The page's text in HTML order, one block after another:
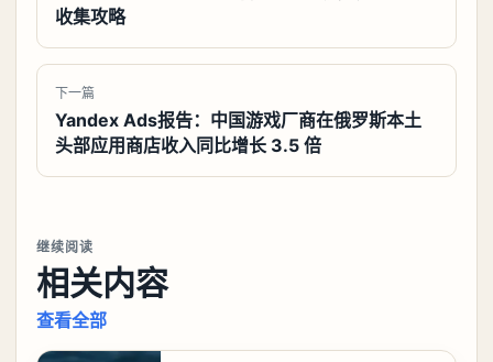
收集攻略
下一篇
Yandex Ads报告：中国游戏厂商在俄罗斯本土
头部应用商店收入同比增长 3.5 倍
继续阅读
相关内容
查看全部